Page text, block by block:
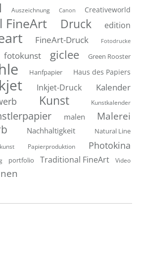
Auszeichnung Canon Creativeworld
FineArt Druck edition
FineArt-Druck Fotodrucke
fotokunst giclee Green Rooster
Hanfpapier Haus des Papiers
Inkjet-Druck Kalender
Kunst Kunstkalender
malen Malerei
Nachhaltigkeit Natural Line
Papierproduktion Photokina
portfolio Traditional FineArt Video